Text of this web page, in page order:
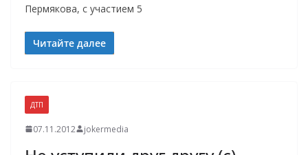
Пермякова, с участием 5
Читайте далее
ДТП
07.11.2012 jokermedia